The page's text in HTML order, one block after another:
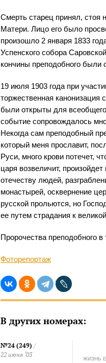
Смерть старец принял, стоя
Матери. Лицо его было
произошло 2 января 1833
Успенского собора
кончины преподобного были
19 июля 1903 года при
торжественная
были открыты для
событие сопровождалось
Некогда сам преподобный
который меня прославит,
Руси, много крови потечет,
царя возвеличит,
отечеству людей,
монастырей, осквернение
русской прольются, но
ее путем страдания к
Пророчества преподобного
Фоторепортаж
В других номерах:
№24 (249) /
22 июня ‘03
ЖИЗНЬ